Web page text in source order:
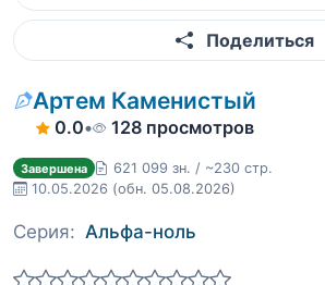
Поделиться
Артем Каменистый
0.0• 128 просмотров
Завершена
621 099 зн. / ~230 стр.
10.05.2026 (обн. 05.08.2026)
Серия: Альфа-ноль